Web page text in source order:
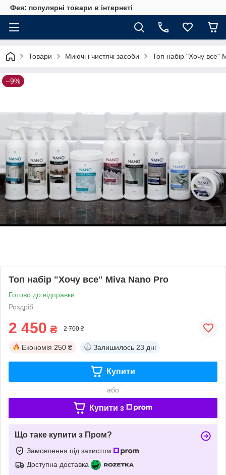
Фея: популярні товари в інтернеті
Товари Миючі і чистячі засоби Топ набір "Хочу все"
–9%
Топ набір "Хочу все" Miva Nano Pro
Готово до відправки
Роздріб
2 450 ₴ 2 700 ₴
Економія 250 ₴ Залишилось 23 дні
Купити
або
Купити з
Що таке купити з Пром?
Замовлення під захистом
Доступна доставка